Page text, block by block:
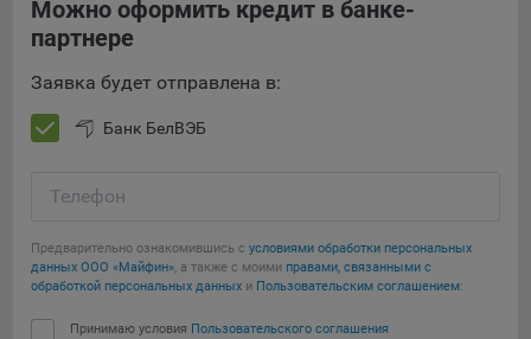
При этом, некоторые браузеры позволяют посещать
хранимый на компьютере объем информации и
автоматически удалять сессионные файлы cookie. Кроме
того, субъект персональных данных может удалить ранее
опцию в истории браузера.
перейдя по внешним ссылкам, ведущим на
соответствующие страницы сайтов основных браузеров:
Firefox
Можно оформить кредит в банке-
партнере
Заявка будет отправлена в:
Банк БелВЭБ
Телефон
Предварительно ознакомившись с условиями обработки персональных
данных ООО «Майфин», а также с моими правами, связанными с
обработкой персональных данных и Пользовательским соглашением:
Принимаю условия Пользовательского соглашения